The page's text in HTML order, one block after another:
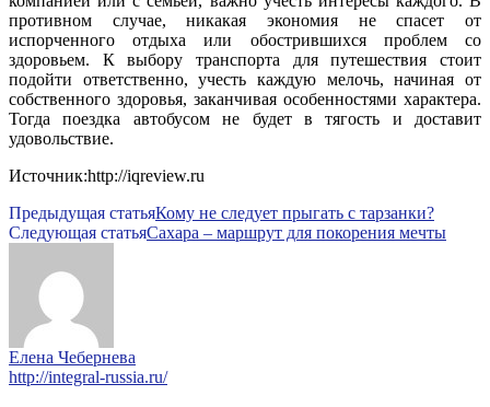
противном случае, никакая экономия не спасет от
испорченного отдыха или обострившихся проблем со
здоровьем. К выбору транспорта для путешествия стоит
подойти ответственно, учесть каждую мелочь, начиная от
собственного здоровья, заканчивая особенностями характера.
Тогда поездка автобусом не будет в тягость и доставит
удовольствие.
Источник:http://iqreview.ru
Предыдущая статьяКому не следует прыгать с тарзанки?
Следующая статьяСахара – маршрут для покорения мечты
Елена Чебернева
http://integral-russia.ru/